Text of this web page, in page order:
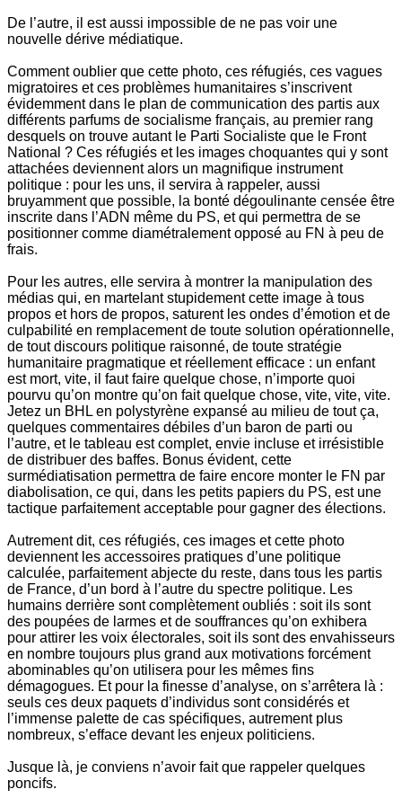
De l’autre, il est aussi impossible de ne pas voir une
nouvelle dérive médiatique.
Comment oublier que cette photo, ces réfugiés, ces vagues
migratoires et ces problèmes humanitaires s’inscrivent
évidemment dans le plan de communication des partis aux
différents parfums de socialisme français, au premier rang
desquels on trouve autant le Parti Socialiste que le Front
National ? Ces réfugiés et les images choquantes qui y sont
attachées deviennent alors un magnifique instrument
politique : pour les uns, il servira à rappeler, aussi
bruyamment que possible, la bonté dégoulinante censée être
inscrite dans l’ADN même du PS, et qui permettra de se
positionner comme diamétralement opposé au FN à peu de
frais.
Pour les autres, elle servira à montrer la manipulation des
médias qui, en martelant stupidement cette image à tous
propos et hors de propos, saturent les ondes d’émotion et de
culpabilité en remplacement de toute solution opérationnelle,
de tout discours politique raisonné, de toute stratégie
humanitaire pragmatique et réellement efficace : un enfant
est mort, vite, il faut faire quelque chose, n’importe quoi
pourvu qu’on montre qu’on fait quelque chose, vite, vite, vite.
Jetez un BHL en polystyrène expansé au milieu de tout ça,
quelques commentaires débiles d’un baron de parti ou
l’autre, et le tableau est complet, envie incluse et irrésistible
de distribuer des baffes. Bonus évident, cette
surmédiatisation permettra de faire encore monter le FN par
diabolisation, ce qui, dans les petits papiers du PS, est une
tactique parfaitement acceptable pour gagner des élections.
Autrement dit, ces réfugiés, ces images et cette photo
deviennent les accessoires pratiques d’une politique
calculée, parfaitement abjecte du reste, dans tous les partis
de France, d’un bord à l’autre du spectre politique. Les
humains derrière sont complètement oubliés : soit ils sont
des poupées de larmes et de souffrances qu’on exhibera
pour attirer les voix électorales, soit ils sont des envahisseurs
en nombre toujours plus grand aux motivations forcément
abominables qu’on utilisera pour les mêmes fins
démagogues. Et pour la finesse d’analyse, on s’arrêtera là :
seuls ces deux paquets d’individus sont considérés et
l’immense palette de cas spécifiques, autrement plus
nombreux, s’efface devant les enjeux politiciens.
Jusque là, je conviens n’avoir fait que rappeler quelques
poncifs.